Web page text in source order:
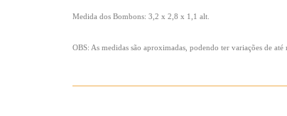
Medida dos Bombons: 3,2 x 2,8 x 1,1 alt.
OBS: As medidas são aproximadas, podendo ter variações de até